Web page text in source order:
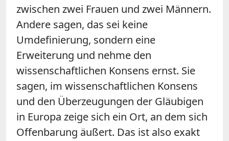
zwischen zwei Frauen und zwei Männern.
Andere sagen, das sei keine
Umdefinierung, sondern eine
Erweiterung und nehme den
wissenschaftlichen Konsens ernst. Sie
sagen, im wissenschaftlichen Konsens
und den Überzeugungen der Gläubigen
in Europa zeige sich ein Ort, an dem sich
Offenbarung äußert. Das ist also exakt